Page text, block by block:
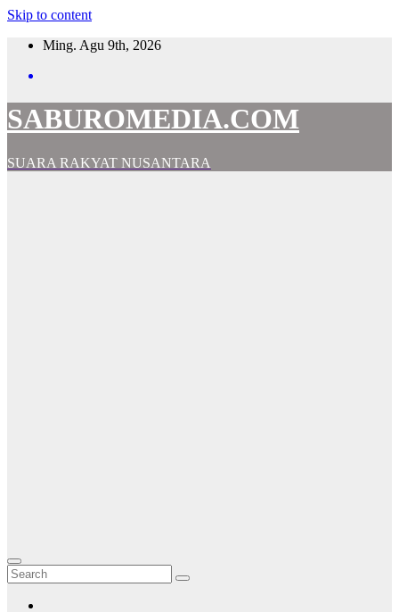
Skip to content
Ming. Agu 9th, 2026
SABUROMEDIA.COM
SUARA RAKYAT NUSANTARA